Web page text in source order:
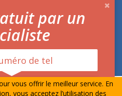
économie d'énergie
droits réservésMentions
par un
vous offrir le meilleur service. En
vous acceptez l’utilisation des